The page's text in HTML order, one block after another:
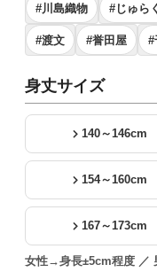
#川島織物 #じゅらく
#渡文 #誉田屋 #
身丈サイズ
140～146cm
154～160cm
167～173cm
女性→身長±5cm程度 ／